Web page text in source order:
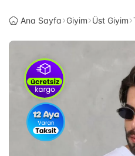
Ana Sayfa Giyim Üst Giyim